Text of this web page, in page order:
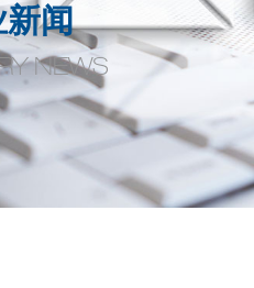
闻
NEWS